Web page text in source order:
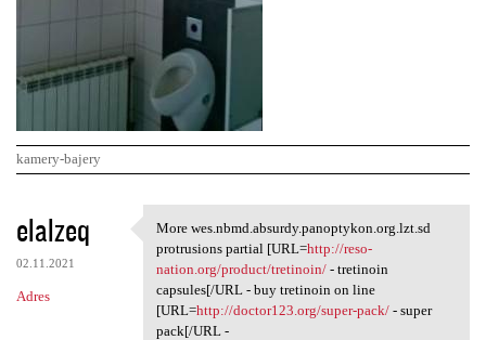
kamery-bajery
K
o
m
e
elalzeq
02.11.2021
Adres
More wes.nbmd.absurdy
More wes.nbmd.absurdy.panoptykon.org.lzt.sd
protrusions partial [URL=http://reso-
nation.org/product/tretinoin/- tretinoin
capsules[/URL - buy tretinoin on line
[URL=http://doctor123.org/super-pack/- super
pack[/URL -